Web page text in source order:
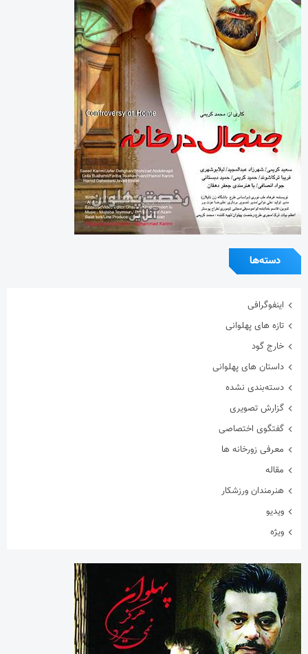
دسته‌ها
اینفوگرافی
تازه های پهلوانی
خارج گود
داستان های پهلوانی
دسته‌بندی نشده
گزارش تصویری
گفتگوی اختصاصی
معرفی زورخانه ها
مقاله
هنرمندان ورزشکار
ویدیو
ویژه